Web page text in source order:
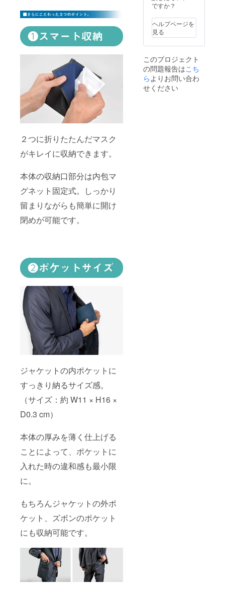
２つに折りたたんだマスク
がキレイに収納できます。
本体の収納口部分は内包マ
グネット固定式。しっかり
留まりながらも簡単に開け
閉めが可能です。
ジャケットの内ポケットに
すっきり納るサイズ感。
（サイズ：約 W11 × H16 ×
D0.3 cm）
本体の厚みを薄く仕上げる
ことによって、ポケットに
入れた時の違和感も最小限
に。
もちろんジャケットの外ポ
ケット、ズボンのポケット
にも収納可能です。
一部変
る場合
がござ
いま
す。あ
めご了
承くだ
さい。
※2020
年12月
ですか？
ヘルプページを
見る
このプロジェクト
の問題報告はこち
ら よりお問い合わ
せください